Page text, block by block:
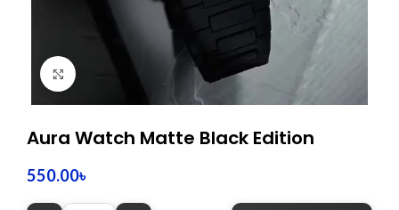
Click to enlarge
Aura Watch Matte Black Edition
550.00৳